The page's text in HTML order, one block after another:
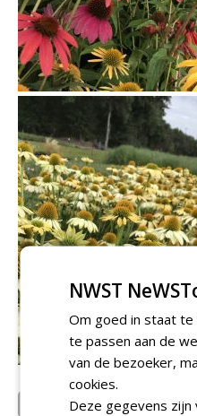
Laxsjon Plants
NWST
Om goed in staat
te passen aan de
van de bezoeker,
cookies.
Deze gegevens zijn